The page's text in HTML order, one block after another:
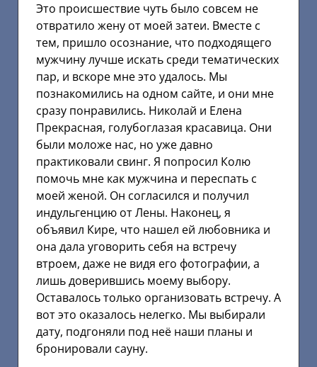
Это происшествие чуть было совсем не
отвратило жену от моей затеи. Вместе с
тем, пришло осознание, что подходящего
мужчину лучше искать среди тематических
пар, и вскоре мне это удалось. Мы
познакомились на одном сайте, и они мне
сразу понравились. Николай и Елена
Прекрасная, голубоглазая красавица. Они
были моложе нас, но уже давно
практиковали свинг. Я попросил Колю
помочь мне как мужчина и переспать с
моей женой. Он согласился и получил
индульгенцию от Лены. Наконец, я
объявил Кире, что нашел ей любовника и
она дала уговорить себя на встречу
втроем, даже не видя его фотографии, а
лишь доверившись моему выбору.
Оставалось только организовать встречу. А
вот это оказалось нелегко. Мы выбирали
дату, подгоняли под неё наши планы и
бронировали сауну.